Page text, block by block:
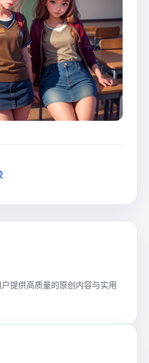
提供高质量的原创内容与实用